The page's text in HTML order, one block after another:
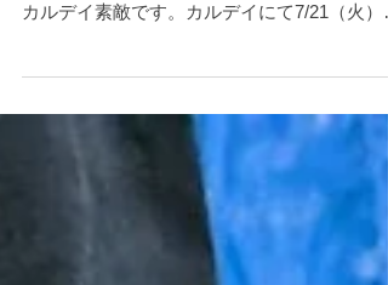
す。心にある毎日を描いてみました。 画廊喫
3１（金） 7/26（日）pm1:00 〜4：00在廊